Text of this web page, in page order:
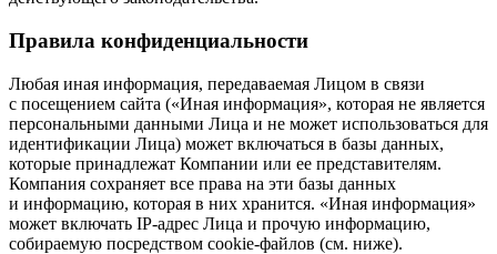
Правила конфиденциальности
Любая иная информация, передаваемая Лицом в связи
с посещением сайта («Иная информация», которая не является
персональными данными Лица и не может использоваться для
идентификации Лица) может включаться в базы данных,
которые принадлежат Компании или ее представителям.
Компания сохраняет все права на эти базы данных
и информацию, которая в них хранится. «Иная информация»
может включать IP-адрес Лица и прочую информацию,
собираемую посредством cookie-файлов (см. ниже).